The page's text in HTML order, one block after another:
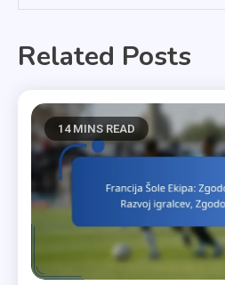
Related Posts
14 MINS READ